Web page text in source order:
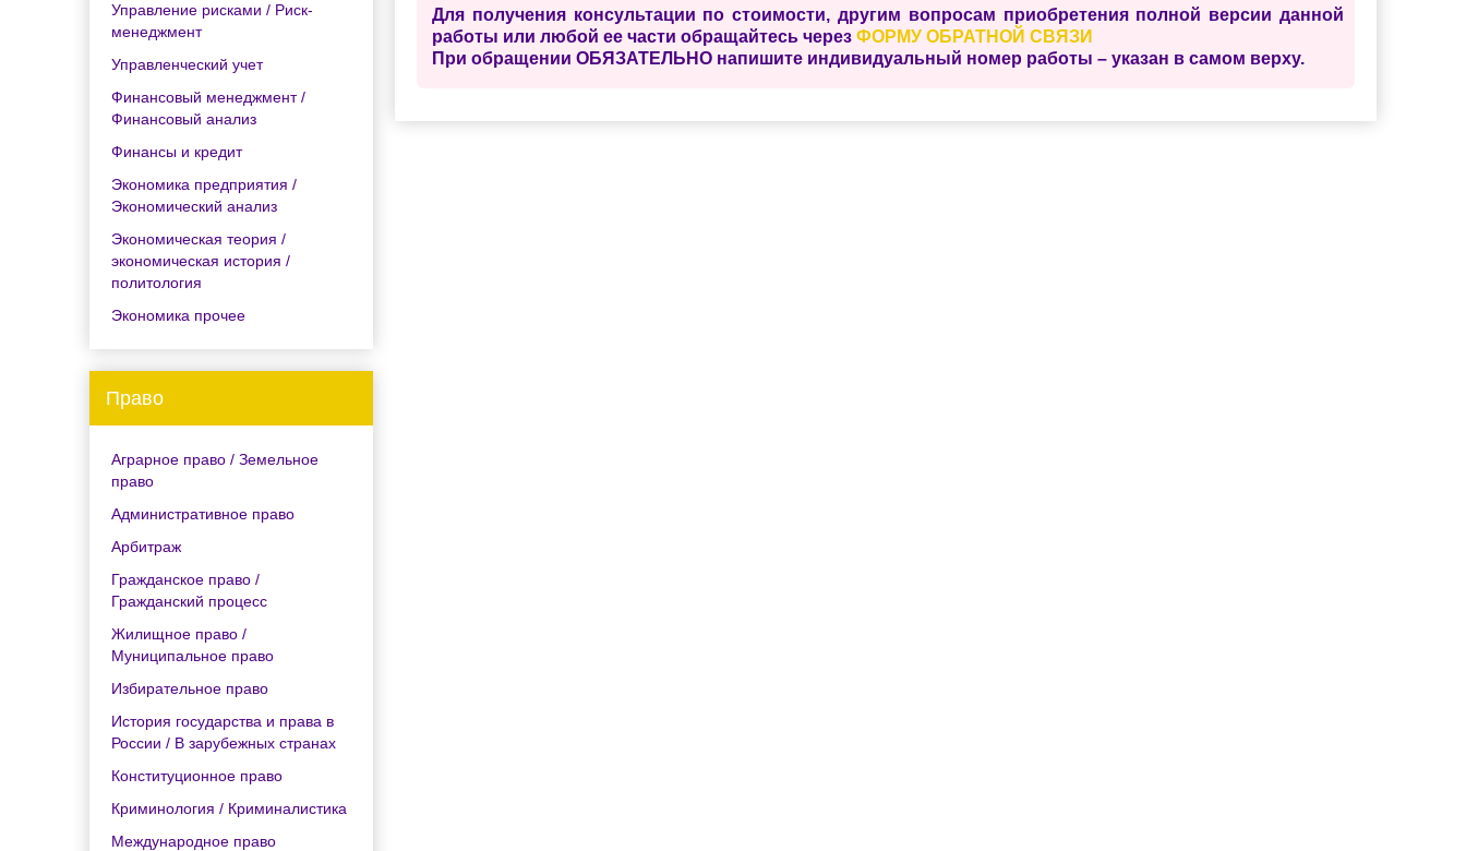
Управление рисками / Риск-
менеджмент
Управленческий учет
Финансовый менеджмент /
Финансовый анализ
Финансы и кредит
Экономика предприятия /
Экономический анализ
Экономическая теория /
экономическая история /
политология
Экономика прочее
Право
Аграрное право / Земельное
право
Административное право
Арбитраж
Гражданское право /
Гражданский процесс
Жилищное право /
Муниципальное право
Избирательное право
История государства и права в
России / В зарубежных странах
Конституционное право
Криминология / Криминалистика
Международное право
Для получения консультации по стоимости, другим вопросам приобретения полной версии данной
работы или любой ее части обращайтесь через ФОРМУ ОБРАТНОЙ СВЯЗИ
При обращении ОБЯЗАТЕЛЬНО напишите индивидуальный номер работы – указан в самом верху.